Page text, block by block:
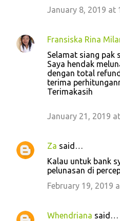
January 8, 2019 at
Fransiska Rina
Selamat siang pak
Saya hendak
dengan total
terima
Terimakasih
January 21, 2019
Za said…
Kalau untuk bank
pelunasan di
February 19, 2019
Whendriana said…